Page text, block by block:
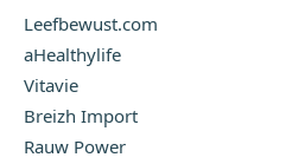
Leefbewust.com
aHealthylife
Vitavie
Breizh Import
Rauw Power